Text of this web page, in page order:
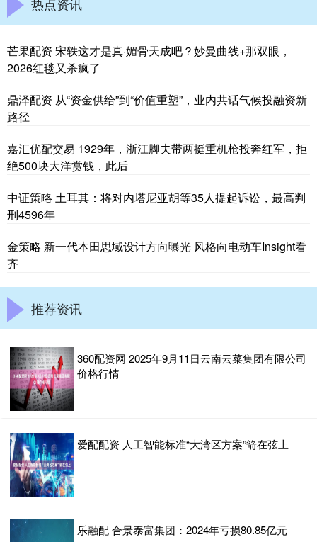
芒果配资 宋轶这才是真·媚骨天成吧？妙曼曲线+那双眼，
2026红毯又杀疯了
鼎泽配资 从“资金供给”到“价值重塑”，业内共话气候投融资新
路径
嘉汇优配交易 1929年，浙江脚夫带两挺重机枪投奔红军，拒
绝500块大洋赏钱，此后
中证策略 土耳其：将对内塔尼亚胡等35人提起诉讼，最高判
刑4596年
金策略 新一代本田思域设计方向曝光 风格向电动车Insight看
齐
推荐资讯
360配资网 2025年9月11日云南云菜集团有限公司
价格行情
爱配配资 人工智能标准“大湾区方案”箭在弦上
乐融配 合景泰富集团：2024年亏损80.85亿元